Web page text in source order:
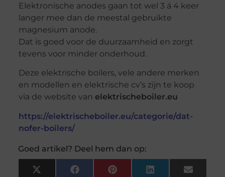
Elektronische anodes gaan tot wel 3 á 4 keer
langer mee dan de meestal gebruikte
magnesium anode.
Dat is goed voor de duurzaamheid en zorgt
tevens voor minder onderhoud.
Deze elektrische boilers, vele andere merken
en modellen en elektrische cv’s zijn te koop
via de website van elektrischeboiler.eu
https://elektrischeboiler.eu/categorie/dat-
nofer-boilers/
Goed artikel? Deel hem dan op:
X FacebookPinterest LinkedIn Email